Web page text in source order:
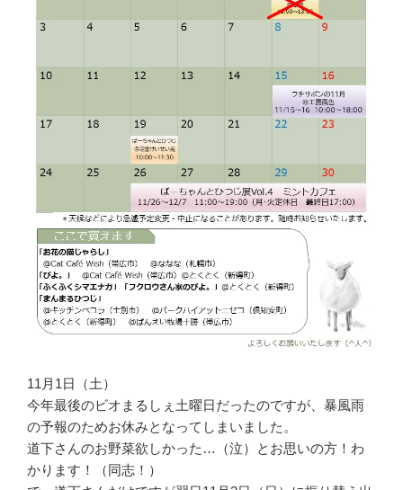
11月1日（土）
今年最後のビオまるしぇ土曜日だったのですが、暴風雨
の予報のためお休みとなってしまいました。
道下さんのお野菜欲しかった…（泣）とお思いの方！わ
かります！（同志！）